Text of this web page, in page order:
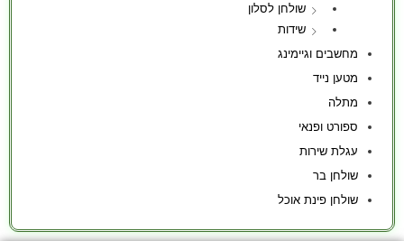
שולחן לסלון
שידות
מחשבים וגיימינג
מטען נייד
מתלה
ספורט ופנאי
עגלת שירות
שולחן בר
שולחן פינת אוכל